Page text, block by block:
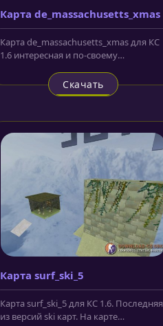
Карта de_massachusetts_xmas
Карта de_massachusetts_xmas для КС
1.6 интересная и по-своему
Скачать
Карта surf_ski_5
Карта surf_ski_5 для КС 1.6. Последняя
из версий ski карт. На карте